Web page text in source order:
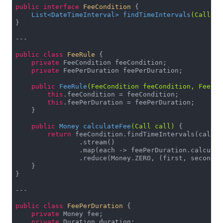
private LocalTime to(DateTimeInterval interval,
return
    }
public class DayOfWeekDiscountRule
{
private List<DayOfWeek> dayOfWeeks = new
private Money amount = Money.ZERO;
public DayOfWeekDiscountRule(List<DayOfWeek>
Duration duration,
this.duration = duration;
this .amount = amount;
Money calculate(DateTimeInterval
    }
public interface FeeCondition
{
List<DateTimeInterval> findTimeIntervals (Call
}
---
public class FeeRule
{
private FeeCondition feeCondition;
private FeePerDuration feePerDuration;
public FeeRule (FeeCondition feeCondition,
this .feeCondition = feeCondition;
this .feePerDuration = feePerDuration;
    }
public Money calculateFee (Call call)
{
return feeCondition.findTimeIntervals(call)
                .stream()
.map(each ->
.reduce(Money.ZERO, (first, second)
    }
}
---
public class FeePerDuration
{
private Money fee;
private Duration duration;